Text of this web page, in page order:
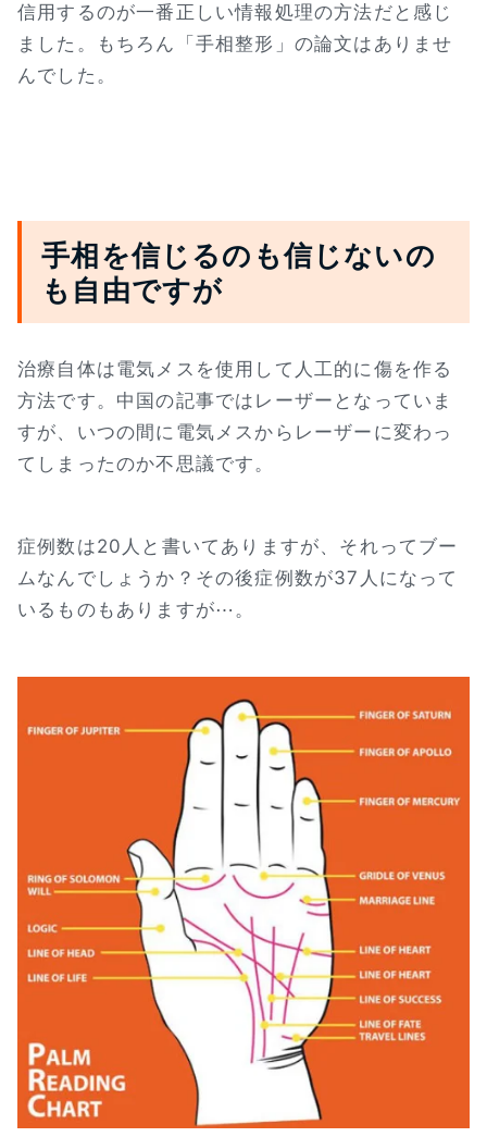
信用するのが一番正しい情報処理の方法だと感じ
ました。もちろん「手相整形」の論文はありませ
んでした。
手相を信じるのも信じないの
も自由ですが
治療自体は電気メスを使用して人工的に傷を作る
方法です。中国の記事ではレーザーとなっていま
すが、いつの間に電気メスからレーザーに変わっ
てしまったのか不思議です。
症例数は20人と書いてありますが、それってブー
ムなんでしょうか？その後症例数が37人になって
いるものもありますが⋯。